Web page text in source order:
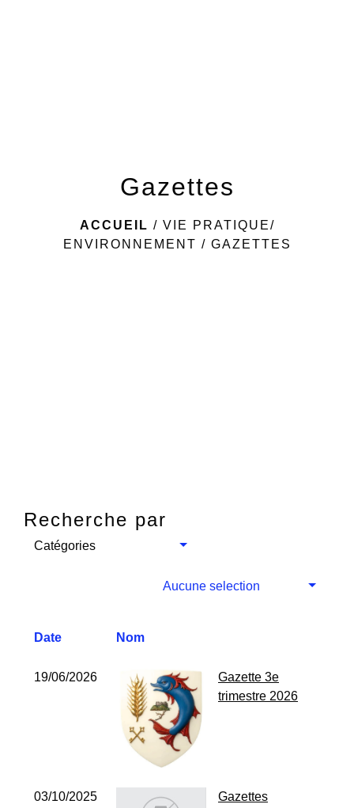
Gazettes
ACCUEIL / VIE PRATIQUE/
ENVIRONNEMENT / GAZETTES
Recherche par
Catégories
Aucune selection
Date Nom
19/06/2026
Gazette 3e
trimestre 2026
03/10/2025
Gazettes